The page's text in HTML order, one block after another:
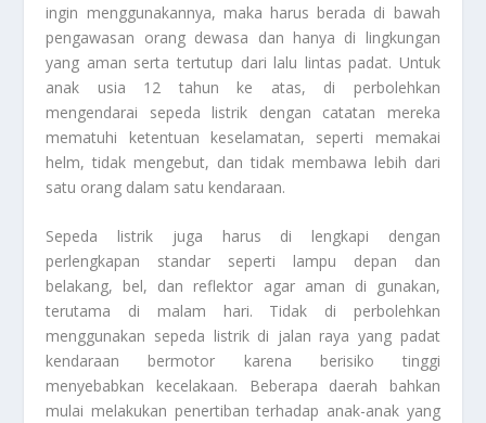
ingin menggunakannya, maka harus berada di bawah
pengawasan orang dewasa dan hanya di lingkungan
yang aman serta tertutup dari lalu lintas padat. Untuk
anak usia 12 tahun ke atas, di perbolehkan
mengendarai sepeda listrik dengan catatan mereka
mematuhi ketentuan keselamatan, seperti memakai
helm, tidak mengebut, dan tidak membawa lebih dari
satu orang dalam satu kendaraan.
Sepeda listrik juga harus di lengkapi dengan
perlengkapan standar seperti lampu depan dan
belakang, bel, dan reflektor agar aman di gunakan,
terutama di malam hari. Tidak di perbolehkan
menggunakan sepeda listrik di jalan raya yang padat
kendaraan bermotor karena berisiko tinggi
menyebabkan kecelakaan. Beberapa daerah bahkan
mulai melakukan penertiban terhadap anak-anak yang